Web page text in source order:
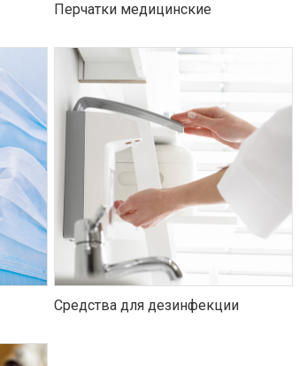
Перчатки медицинские
Средства для дезинфекции